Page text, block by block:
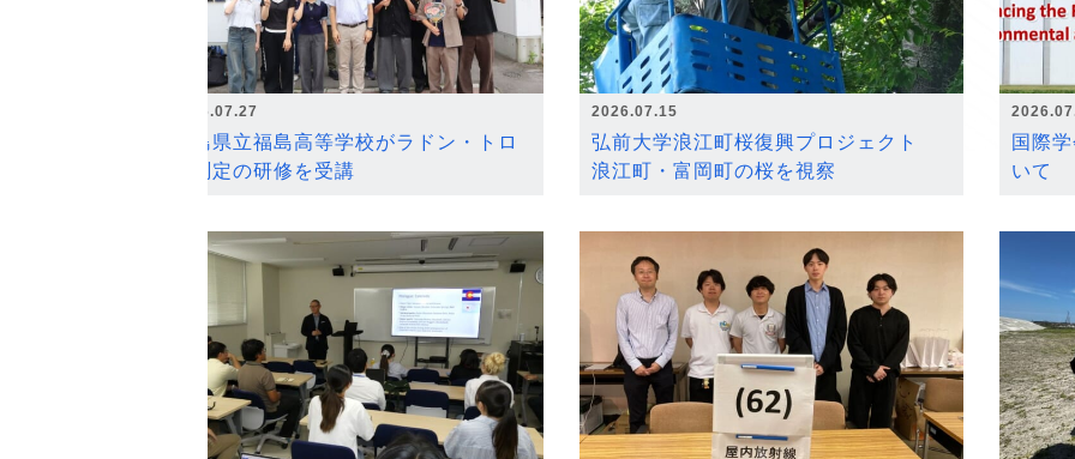
2026.07.27
福島県立福島高等学校がラドン・トロ
ン測定の研修を受講
2026.07.15
弘前大学浪江町桜復興プロジェクト
浪江町・富岡町の桜を視察
国際
いて